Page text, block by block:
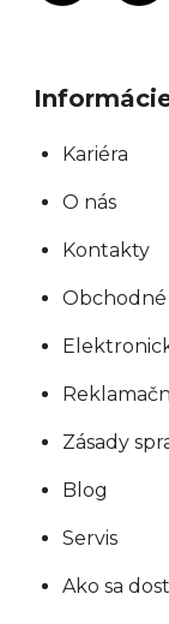
Kariéra
O nás
Kontakty
Zásady
Blog
Servis
Ako sa